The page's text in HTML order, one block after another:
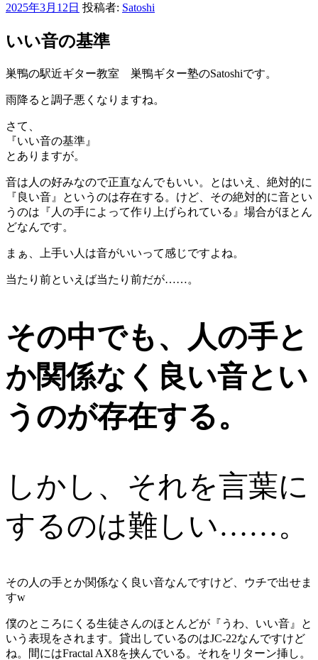
投
日:
2025年3月12日 投稿者: Satoshi
いい音の基準
巣鴨の駅近ギター教室 巣鴨ギター塾のSatoshiです。
雨降ると調子悪くなりますね。
さて、
『いい音の基準』
とありますが。
音は人の好みなので正直なんでもいい。とはいえ、絶対的に
『良い音』というのは存在する。けど、その絶対的に音とい
うのは『人の手によって作り上げられている』場合がほとん
どなんです。
まぁ、上手い人は音がいいって感じですよね。
当たり前といえば当たり前だが……。
その中でも、人の手と
か関係なく良い音とい
うのが存在する。
しかし、それを言葉に
するのは難しい……。
その人の手とか関係なく良い音なんですけど、ウチで出せま
すw
僕のところにくる生徒さんのほとんどが『うわ、いい音』と
いう表現をされます。貸出しているのはJC-22なんですけど
ね。間にはFractal AX8を挟んでいる。それをリターン挿し。